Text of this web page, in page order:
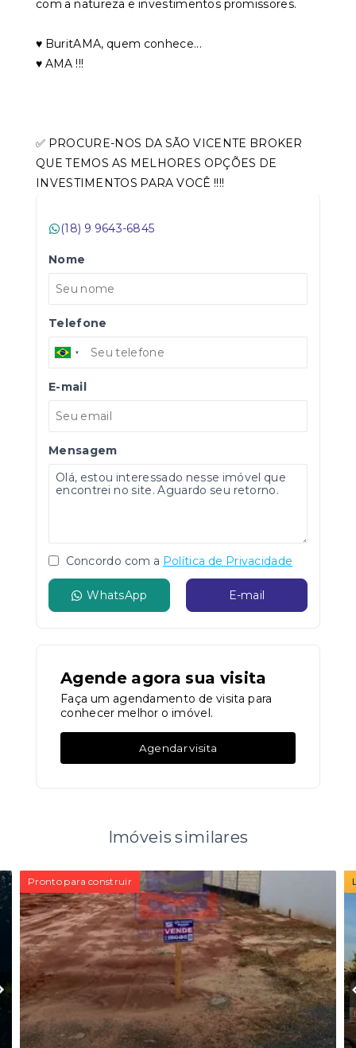
com a natureza e investimentos promissores.
♥️ BuritAMA, quem conhece...
♥️ AMA !!!
✅ PROCURE-NOS DA SÃO VICENTE BROKER
QUE TEMOS AS MELHORES OPÇÕES DE
INVESTIMENTOS PARA VOCÊ !!!!
(18) 9 9643-6845
Nome
Telefone
E-mail
Mensagem
Concordo com a Política de Privacidade
WhatsApp E-mail
Agende agora sua visita
Faça um agendamento de visita para
conhecer melhor o imóvel.
Agendar visita
Imóveis similares
Pronto para construir